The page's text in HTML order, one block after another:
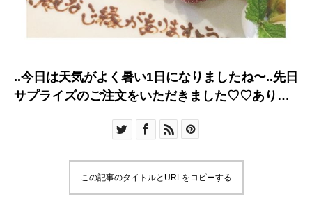
..今日は天気がよく暑い1日になりましたね〜︎..先日
サプライズのご注文をいただきました♡♡ありが
イズのご予約も承っております…！ホールケーキ
ご相談くださいね︎♡..︎ランチのお時間のサプライズ
この記事のタイトルとURLをコピーする